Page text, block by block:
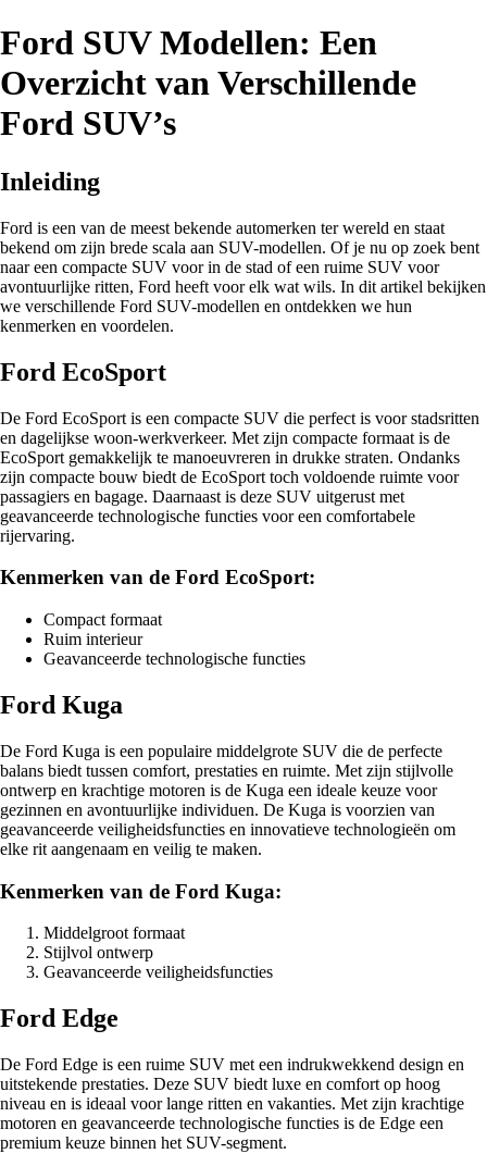
Ford SUV Modellen: Een
Overzicht van Verschillende
Ford SUV’s
Inleiding
Ford is een van de meest bekende automerken ter wereld en staat
bekend om zijn brede scala aan SUV-modellen. Of je nu op zoek bent
naar een compacte SUV voor in de stad of een ruime SUV voor
avontuurlijke ritten, Ford heeft voor elk wat wils. In dit artikel bekijken
we verschillende Ford SUV-modellen en ontdekken we hun
kenmerken en voordelen.
Ford EcoSport
De Ford EcoSport is een compacte SUV die perfect is voor stadsritten
en dagelijkse woon-werkverkeer. Met zijn compacte formaat is de
EcoSport gemakkelijk te manoeuvreren in drukke straten. Ondanks
zijn compacte bouw biedt de EcoSport toch voldoende ruimte voor
passagiers en bagage. Daarnaast is deze SUV uitgerust met
geavanceerde technologische functies voor een comfortabele
rijervaring.
Kenmerken van de Ford EcoSport:
Compact formaat
Ruim interieur
Geavanceerde technologische functies
Ford Kuga
De Ford Kuga is een populaire middelgrote SUV die de perfecte
balans biedt tussen comfort, prestaties en ruimte. Met zijn stijlvolle
ontwerp en krachtige motoren is de Kuga een ideale keuze voor
gezinnen en avontuurlijke individuen. De Kuga is voorzien van
geavanceerde veiligheidsfuncties en innovatieve technologieën om
elke rit aangenaam en veilig te maken.
Kenmerken van de Ford Kuga:
Middelgroot formaat
Stijlvol ontwerp
Geavanceerde veiligheidsfuncties
Ford Edge
De Ford Edge is een ruime SUV met een indrukwekkend design en
uitstekende prestaties. Deze SUV biedt luxe en comfort op hoog
niveau en is ideaal voor lange ritten en vakanties. Met zijn krachtige
motoren en geavanceerde technologische functies is de Edge een
premium keuze binnen het SUV-segment.